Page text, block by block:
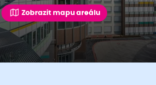
Zobrazit mapu areálu